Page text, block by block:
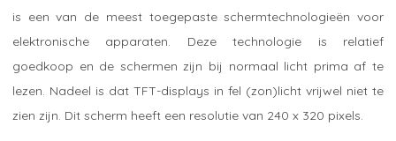
is een van de meest toegepaste schermtechnologieën voor
elektronische apparaten. Deze technologie is relatief
goedkoop en de schermen zijn bij normaal licht prima af te
lezen. Nadeel is dat TFT-displays in fel (zon)licht vrijwel niet te
zien zijn. Dit scherm heeft een resolutie van 240 x 320 pixels.